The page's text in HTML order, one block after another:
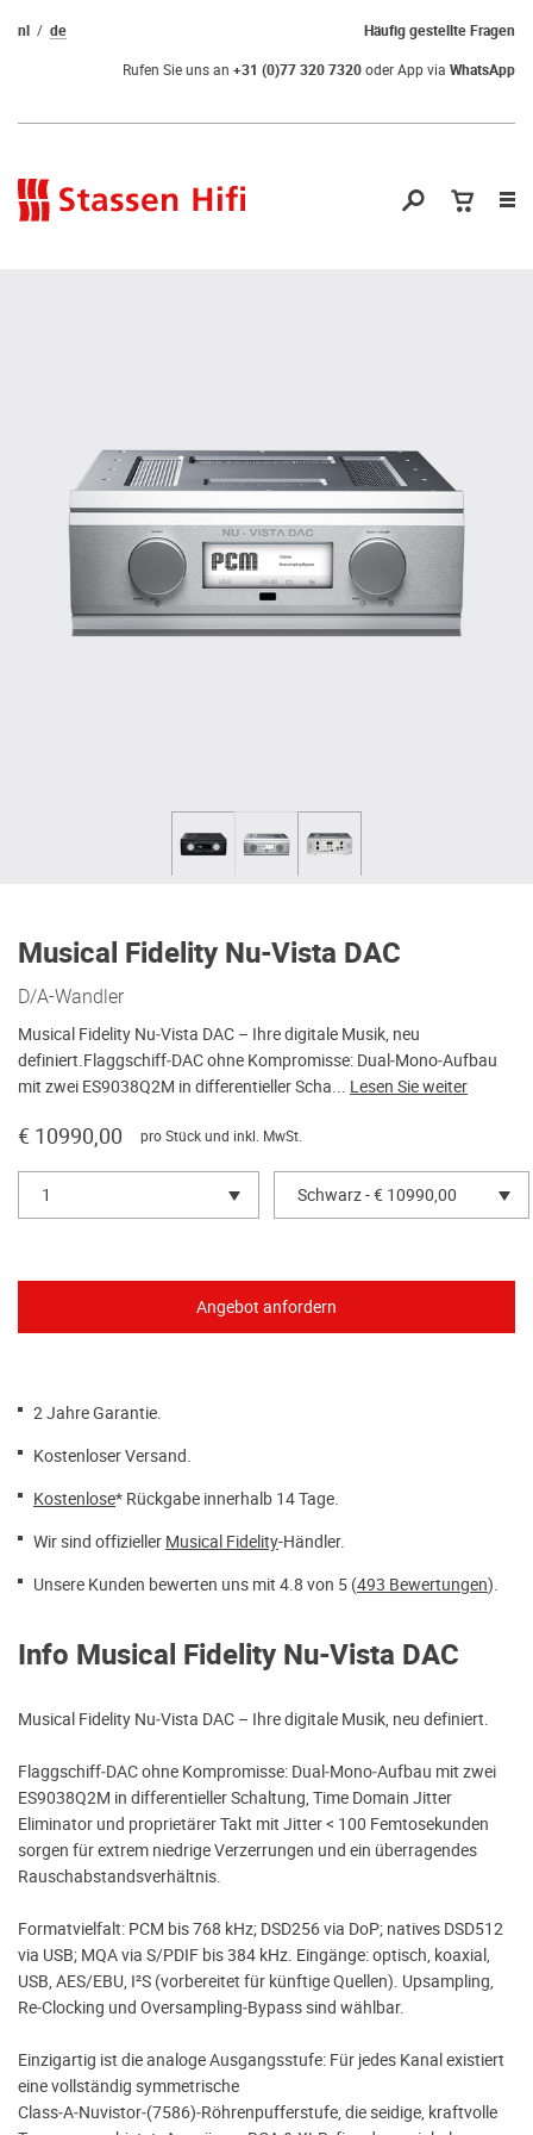
Häufig gestellte Fragen
nl de
Rufen Sie uns an +31 (0)77 320 7320oder App via WhatsApp
Musical Fidelity Nu-Vista DAC
D/A-Wandler
Musical Fidelity Nu‑Vista DAC – Ihre digitale Musik, neu
definiert.Flaggschiff‑DAC ohne Kompromisse: Dual‑Mono‑Aufbau
mit zwei ES9038Q2M in differentieller Scha... Lesen Sie weiter
€ 10990,00 pro Stück und inkl. MwSt.
1 Schwarz - € 10990,00
2 Jahre Garantie.
Kostenloser Versand.
Kostenlose* Rückgabe innerhalb 14 Tage.
Wir sind offizieller Musical Fidelity-Händler.
Unsere Kunden bewerten uns mit 4.8 von 5 (493 Bewertungen).
Info Musical Fidelity Nu-Vista DAC
Musical Fidelity Nu‑Vista DAC – Ihre digitale Musik, neu definiert.
Flaggschiff‑DAC ohne Kompromisse: Dual‑Mono‑Aufbau mit zwei
ES9038Q2M in differentieller Schaltung, Time Domain Jitter
Eliminator und proprietärer Takt mit Jitter < 100 Femtosekunden
sorgen für extrem niedrige Verzerrungen und ein überragendes
Rauschabstandsverhältnis.
Formatvielfalt: PCM bis 768 kHz; DSD256 via DoP; natives DSD512
via USB; MQA via S/PDIF bis 384 kHz. Eingänge: optisch, koaxial,
USB, AES/EBU, I²S (vorbereitet für künftige Quellen). Upsampling,
Re‑Clocking und Oversampling‑Bypass sind wählbar.
Einzigartig ist die analoge Ausgangsstufe: Für jedes Kanal existiert
eine vollständig symmetrische
Class‑A‑Nuvistor‑(7586)‑Röhrenpufferstufe, die seidige, kraftvolle